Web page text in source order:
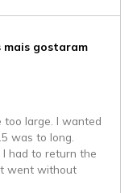
mais gostaram
too large. I wanted
was to long.
had to return the
went without